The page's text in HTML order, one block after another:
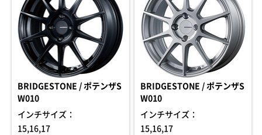
BRIDGESTONE / ポテンザS
W010
インチサイズ：
15,16,17
BRIDGESTONE / ポテンザS
W010
インチサイズ：
15,16,17